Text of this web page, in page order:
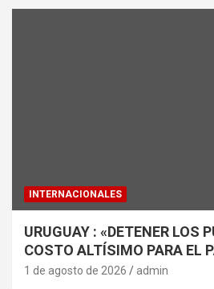
INTERNACIONALES
URUGUAY : «DETENER LOS
COSTO ALTÍSIMO PARA EL
1 de agosto de 2026 admin